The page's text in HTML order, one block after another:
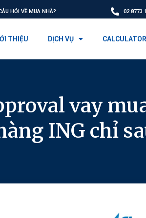
HỎI VỀ MUA NHÀ? 02 8773
THIỆU DỊCH VỤ CALCULATOR
vay
ING chỉ